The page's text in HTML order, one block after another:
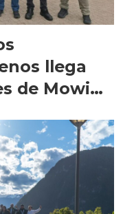
llega
de Mowi